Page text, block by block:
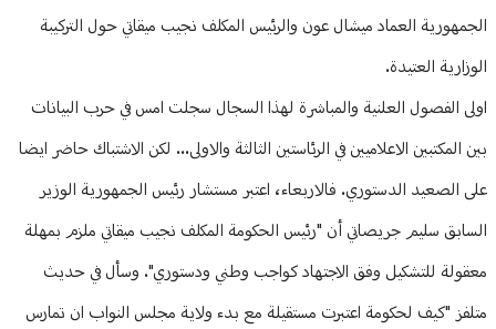
الجمهورية العماد ميشال عون والرئيس المكلف نجيب ميقاتي حول التركيبة
الوزارية العتيدة.
اولى الفصول العلنية والمباشرة لهذا السجال سجلت امس في حرب البيانات
بين المكتبين الاعلاميين في الرئاستين الثالثة والاولى... لكن الاشتباك حاضر ايضا
على الصعيد الدستوري. فالاربعاء، اعتبر مستشار رئيس الجمهورية الوزير
السابق سليم جريصاتي أن "رئيس الحكومة المكلف نجيب ميقاتي ملزم بمهلة
معقولة للتشكيل وفق الاجتهاد كواجب وطني ودستوري". وسأل في حديث
متلفز "كيف لحكومة اعتبرت مستقيلة مع بدء ولاية مجلس النواب ان تمارس